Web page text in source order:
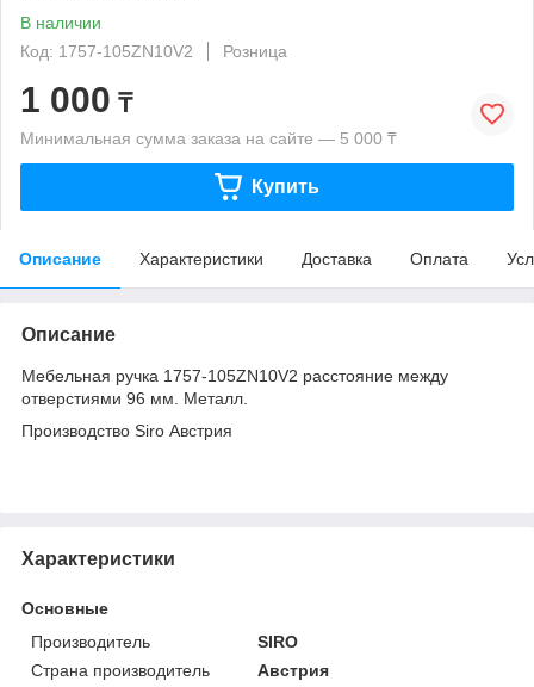
В наличии
Код: 1757-105ZN10V2
Розница
1 000 ₸
Минимальная сумма заказа на сайте — 5 000 ₸
Купить
Описание Характеристики Доставка Оплата
Описание
Мебельная ручка 1757-105ZN10V2 расстояние между
отверстиями 96 мм. Металл.
Производство Siro Австрия
Характеристики
Основные
Производитель
SIRO
Страна производитель
Австрия